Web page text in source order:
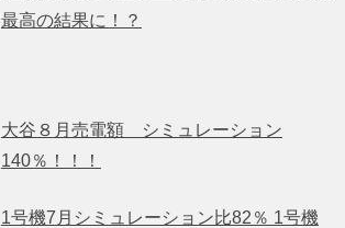
最高の結果に！？
大谷８月売電額 シミュレーション
140％！！！
1号機7月シミュレーション比82％ 1号機